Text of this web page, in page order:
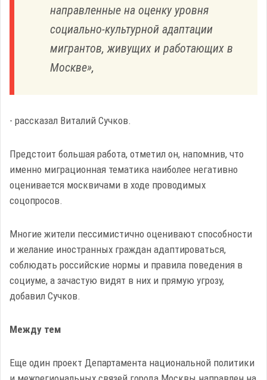
направленные на оценку уровня
социально-культурной адаптации
мигрантов, живущих и работающих в
Москве»,
- рассказал Виталий Сучков.
Предстоит большая работа, отметил он, напомнив, что
именно миграционная тематика наиболее негативно
оценивается москвичами в ходе проводимых
соцопросов.
Многие жители пессимистично оценивают способности
и желание иностранных граждан адаптироваться,
соблюдать российские нормы и правила поведения в
социуме, а зачастую видят в них и прямую угрозу,
добавил Сучков.
Между тем
Еще один проект Департамента национальной политики